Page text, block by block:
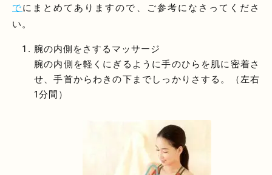
でにまとめてありますので、ご参考になさってくださ
い。
腕の内側をさするマッサージ
腕の内側を軽くにぎるように手のひらを肌に密着さ
せ、手首からわきの下までしっかりさする。（左右
1分間）